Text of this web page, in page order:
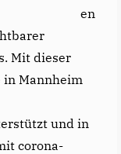
en
Mit dieser
in Mannheim
und in
corona-